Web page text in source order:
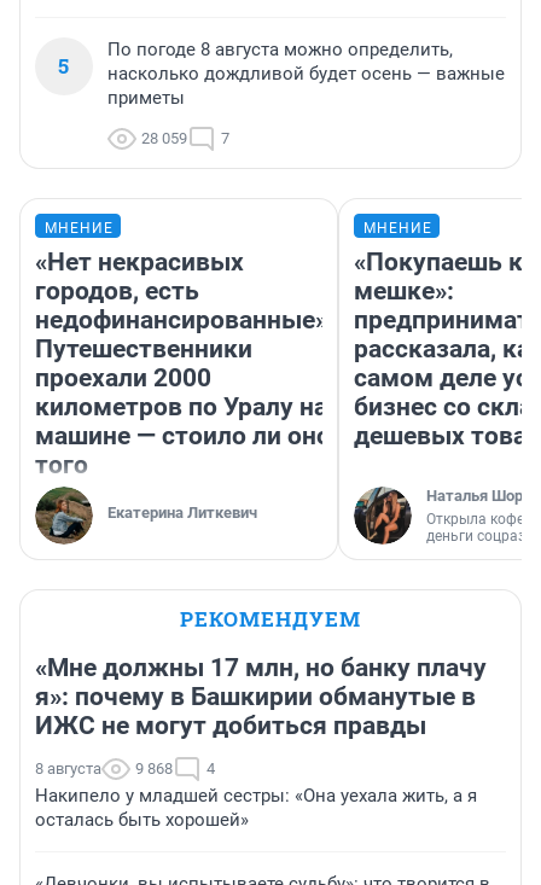
5
По погоде 8 августа можно определить,
насколько дождливой будет осень — важные
приметы
28 059 7
МНЕНИЕ
«Нет некрасивых
городов, есть
недофинансированные».
Путешественники
проехали 2000
километров по Уралу на
машине — стоило ли оно
того
Екатерина Литкевич
МНЕНИЕ
«Покупаешь
мешке»:
рассказала,
самом деле
бизнес со
дешевых
Наталья
Открыла
деньги
РЕКОМЕНДУЕМ
«Мне должны 17 млн, но банку плачу
я»: почему в Башкирии обманутые в
ИЖС не могут добиться правды
8 августа 9 868 4
Накипело у младшей сестры: «Она уехала жить, а я
осталась быть хорошей»